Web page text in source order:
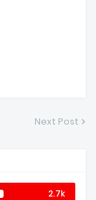
Next Post
2.7k